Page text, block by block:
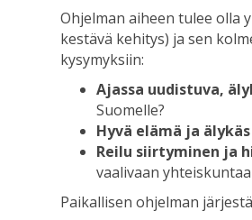
Ohjelman aiheen tulee olla
kestävä kehitys) ja sen
kysymyksiin:
Ajassa uudistuva,
Suomelle?
Hyvä elämä ja
Reilu siirtyminen ja
vaalivaan
Paikallisen ohjelman